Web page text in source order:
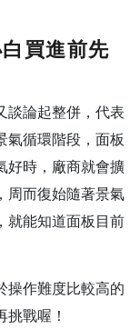
買進前先
談論起整併，代表
氣循環階段，面板
好時，廠商就會擴
周而復始隨著景氣
就能知道面板目前
操作難度比較高的
戰喔！